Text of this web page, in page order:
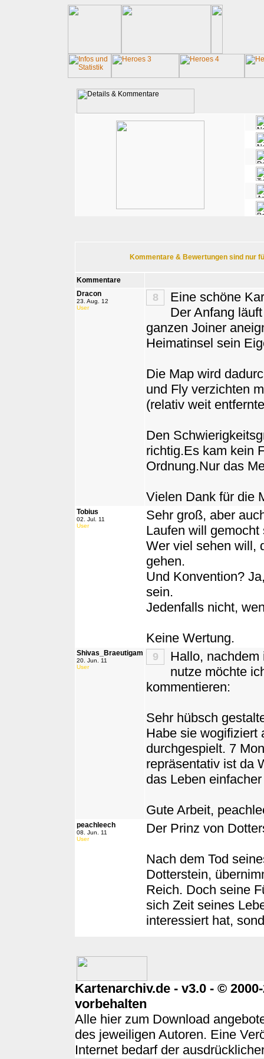
Kommentare & Bewertungen sind nur
Kommentare
Dracon
23. Aug. 12
User
8
Eine schöne
Der Anfang
ganzen Joiner
Heimatinsel sein
Die Map wird
und Fly verzichten
(relativ weit
Den
richtig.Es kam kein
Ordnung.Nur das
Vielen Dank für die
Tobius
02. Jul. 11
User
Sehr groß, aber
Laufen will gemocht
Wer viel sehen will,
gehen.
Und Konvention?
sein.
Jedenfalls nicht,
Keine Wertung.
Shivas_Braeutigam
20. Jun. 11
User
9
Hallo,
nutze möchte
kommentieren:
Sehr hübsch
Habe sie wogifiziert
durchgespielt. 7
repräsentativ ist da
das Leben
Gute Arbeit,
peachleech
08. Jun. 11
User
Der Prinz von
Nach dem Tod
Dotterstein,
Reich. Doch seine
sich Zeit seines
interessiert hat,
Kartenarchiv.de - v3.0 - ©
vorbehalten
Alle hier zum Download
des jeweiligen Autoren. Eine
Internet bedarf der